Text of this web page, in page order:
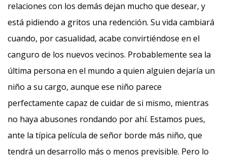
relaciones con los demás dejan mucho que desear, y
está pidiendo a gritos una redención. Su vida cambiará
cuando, por casualidad, acabe convirtiéndose en el
canguro de los nuevos vecinos. Probablemente sea la
última persona en el mundo a quien alguien dejaría un
niño a su cargo, aunque ese niño parece
perfectamente capaz de cuidar de si mismo, mientras
no haya abusones rondando por ahí. Estamos pues,
ante la típica película de señor borde más niño, que
tendrá un desarrollo más o menos previsible. Pero lo